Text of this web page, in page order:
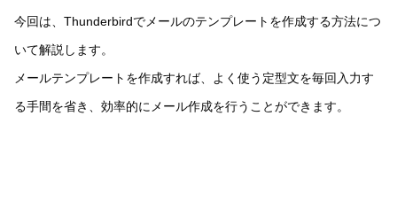
今回は、Thunderbirdでメールのテンプレートを作成する方法につ
いて解説します。
メールテンプレートを作成すれば、よく使う定型文を毎回入力す
る手間を省き、効率的にメール作成を行うことができます。